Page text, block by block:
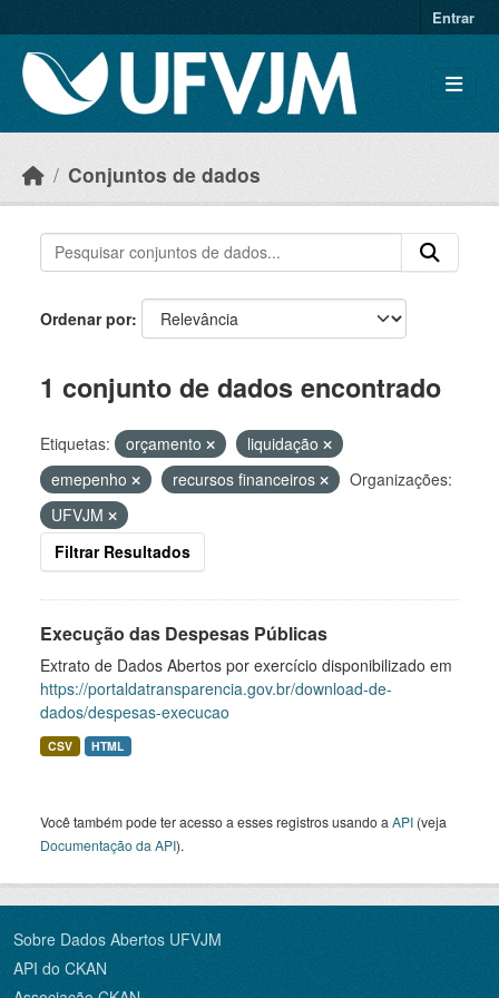
Entrar
Conjuntos de dados
Ordenar por
1 conjunto de dados encontrado
Etiquetas: orçamento
liquidação
emepenho
recursos financeiros
Organizações:
UFVJM
Filtrar Resultados
Execução das Despesas Públicas
Extrato de Dados Abertos por exercício disponibilizado em
https://portaldatransparencia.gov.br/download-de-
dados/despesas-execucao
CSV HTML
Você também pode ter acesso a esses registros usando a API (veja
Documentação da API).
Sobre Dados Abertos UFVJM
API do CKAN